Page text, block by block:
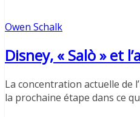
Owen Schalk
Disney, « Salò » et
La concentration actuelle de
la prochaine étape dans ce